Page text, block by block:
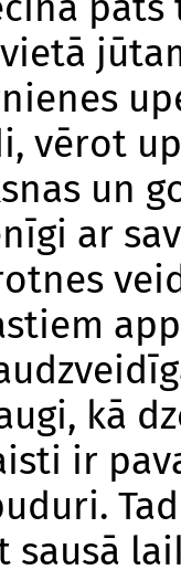
vērot
un
ar
kā
ir
sausā